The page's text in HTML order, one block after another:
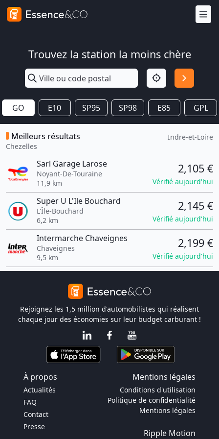
Trouvez la station la moins chère
GO E10 SP95 SP98 E85 GPL
Meilleurs résultats
Chezelles
Indre-et-Loire
Sarl Garage Larose
Noyant-De-Touraine
11,9 km
2,105 €
Vérifié aujourd'hui
Super U L'Ile Bouchard
L'Île-Bouchard
6,2 km
2,145 €
Vérifié aujourd'hui
Intermarche Chaveignes
Chaveignes
9,5 km
2,199 €
Vérifié aujourd'hui
Rejoignez les 1,5 million d'automobilistes qui réalisent
chaque jour des économies sur leur budget carburant !
À propos Mentions légales
Actualités
FAQ
Contact
Presse
Conditions d'utilisation
Politique de confidentialité
Mentions légales
Ripple Motion